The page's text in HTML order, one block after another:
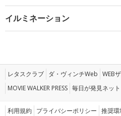
イルミネーション
レタスクラブ ダ・ヴィンチWeb WEB
MOVIE WALKER PRESS 毎日が発見ネット
利用規約 プライバシーポリシー 推奨環